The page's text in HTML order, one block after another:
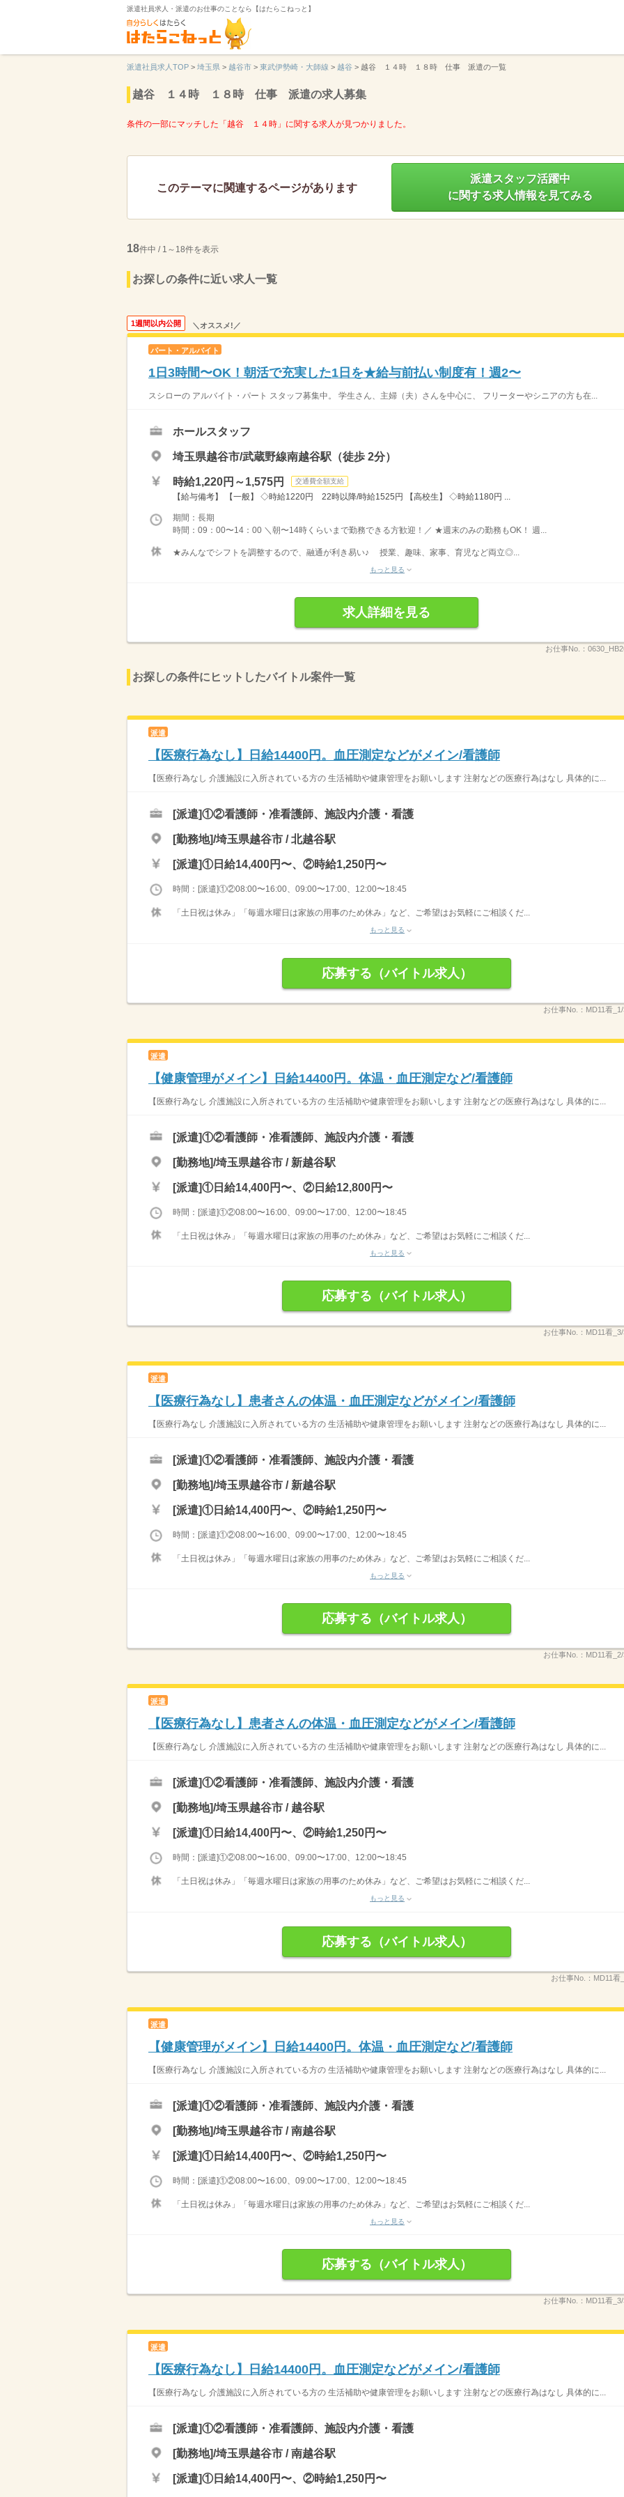
派遣社員求人・派遣のお仕事のことなら【はたらこねっと】
派遣社員求人TOP > 埼玉県 > 越谷市 > 東武伊勢崎・大師線 > 越谷 > 越谷 １４時 １８時 仕事 派遣の一覧
越谷 １４時 １８時 仕事 派遣の求人募集
条件の一部にマッチした「越谷 １４時」に関する求人が見つかりました。
このテーマに関連するページがあります
派遣スタッフ活躍中
に関する求人情報を見てみる
18件中 / 1～18件を表示
お探しの条件に近い求人一覧
1週間以内公開 ＼オススメ!／
パート・アルバイト
1日3時間〜OK！朝活で充実した1日を★給与前払い制度有！週2〜
スシローの アルバイト・パート スタッフ募集中。 学生さん、主婦（夫）さんを中心に、 フリーターやシニアの方も在...
ホールスタッフ
埼玉県越谷市/武蔵野線南越谷駅（徒歩 2分）
時給1,220円～1,575円 交通費全額支給
【給与備考】 【一般】 ◇時給1220円 22時以降/時給1525円 【高校生】 ◇時給1180円 ...
期間：長期
時間：09：00〜14：00 ＼朝〜14時くらいまで勤務できる方歓迎！／ ★週末のみの勤務もOK！ 週...
★みんなでシフトを調整するので、融通が利き易い♪ 授業、趣味、家事、育児など両立◎...
もっと見る
求人詳細を見る
お仕事No.：
お探しの条件にヒットしたバイトル案件一覧
派遣
【医療行為なし】日給14400円。血圧測定などがメイン/看護師
【医療行為なし 介護施設に入所されている方の 生活補助や健康管理をお願いします 注射などの医療行為はなし 具体的に...
[派遣]①②看護師・准看護師、施設内介護・看護
[勤務地]/埼玉県越谷市 / 北越谷駅
[派遣]①日給14,400円〜、②時給1,250円〜
時間：[派遣]①②08:00〜16:00、09:00〜17:00、12:00〜18:45
「土日祝は休み」「毎週水曜日は家族の用事のため休み」など、ご希望はお気軽にご相談くだ...
もっと見る
応募する（バイトル求人）
お仕事No.： MD11看
派遣
【健康管理がメイン】日給14400円。体温・血圧測定など/看護師
【医療行為なし 介護施設に入所されている方の 生活補助や健康管理をお願いします 注射などの医療行為はなし 具体的に...
[派遣]①②看護師・准看護師、施設内介護・看護
[勤務地]/埼玉県越谷市 / 新越谷駅
[派遣]①日給14,400円〜、②日給12,800円〜
時間：[派遣]①②08:00〜16:00、09:00〜17:00、12:00〜18:45
「土日祝は休み」「毎週水曜日は家族の用事のため休み」など、ご希望はお気軽にご相談くだ...
もっと見る
応募する（バイトル求人）
お仕事No.： MD11看
派遣
【医療行為なし】患者さんの体温・血圧測定などがメイン/看護師
【医療行為なし 介護施設に入所されている方の 生活補助や健康管理をお願いします 注射などの医療行為はなし 具体的に...
[派遣]①②看護師・准看護師、施設内介護・看護
[勤務地]/埼玉県越谷市 / 新越谷駅
[派遣]①日給14,400円〜、②時給1,250円〜
時間：[派遣]①②08:00〜16:00、09:00〜17:00、12:00〜18:45
「土日祝は休み」「毎週水曜日は家族の用事のため休み」など、ご希望はお気軽にご相談くだ...
もっと見る
応募する（バイトル求人）
お仕事No.： MD11看
派遣
【医療行為なし】患者さんの体温・血圧測定などがメイン/看護師
【医療行為なし 介護施設に入所されている方の 生活補助や健康管理をお願いします 注射などの医療行為はなし 具体的に...
[派遣]①②看護師・准看護師、施設内介護・看護
[勤務地]/埼玉県越谷市 / 越谷駅
[派遣]①日給14,400円〜、②時給1,250円〜
時間：[派遣]①②08:00〜16:00、09:00〜17:00、12:00〜18:45
「土日祝は休み」「毎週水曜日は家族の用事のため休み」など、ご希望はお気軽にご相談くだ...
もっと見る
応募する（バイトル求人）
お仕事No.： MD11看
派遣
【健康管理がメイン】日給14400円。体温・血圧測定など/看護師
【医療行為なし 介護施設に入所されている方の 生活補助や健康管理をお願いします 注射などの医療行為はなし 具体的に...
[派遣]①②看護師・准看護師、施設内介護・看護
[勤務地]/埼玉県越谷市 / 南越谷駅
[派遣]①日給14,400円〜、②時給1,250円〜
時間：[派遣]①②08:00〜16:00、09:00〜17:00、12:00〜18:45
「土日祝は休み」「毎週水曜日は家族の用事のため休み」など、ご希望はお気軽にご相談くだ...
もっと見る
応募する（バイトル求人）
お仕事No.： MD11看
派遣
【医療行為なし】日給14400円。血圧測定などがメイン/看護師
【医療行為なし 介護施設に入所されている方の 生活補助や健康管理をお願いします 注射などの医療行為はなし 具体的に...
[派遣]①②看護師・准看護師、施設内介護・看護
[勤務地]/埼玉県越谷市 / 南越谷駅
[派遣]①日給14,400円〜、②時給1,250円〜